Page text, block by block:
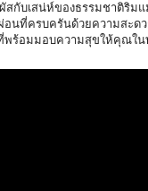
สกับเสน่ห์ของธรรมชาติริม
อนที่ครบครันด้วยความสะด
พร้อมมอบความสุขให้คุณใน